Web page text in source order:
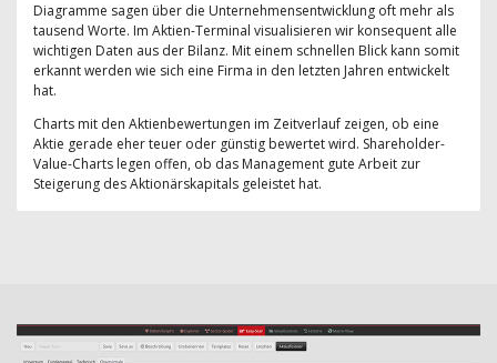
Diagramme sagen über die Unternehmensentwicklung oft mehr als
tausend Worte. Im Aktien-Terminal visualisieren wir konsequent alle
wichtigen Daten aus der Bilanz. Mit einem schnellen Blick kann somit
erkannt werden wie sich eine Firma in den letzten Jahren entwickelt
hat.
Charts mit den Aktienbewertungen im Zeitverlauf zeigen, ob eine
Aktie gerade eher teuer oder günstig bewertet wird. Shareholder-
Value-Charts legen offen, ob das Management gute Arbeit zur
Steigerung des Aktionärskapitals geleistet hat.